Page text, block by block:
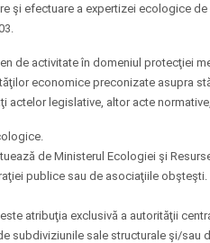
şi efectuare a expertizei ecologice
de activitate în domeniul protecţiei
economice preconizate asupra
actelor legislative, altor acte
de Ministerul Ecologiei şi
publice sau de asociaţiile obşteşti.
atribuţia exclusivă a autorităţii
subdiviziunile sale structurale şi/sau